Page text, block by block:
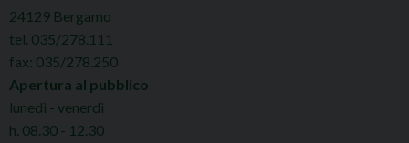
24129 Bergamo
tel. 035/278.111
fax: 035/278.250
Apertura al pubblico
lunedì - venerdì
h. 08.30 - 12.30